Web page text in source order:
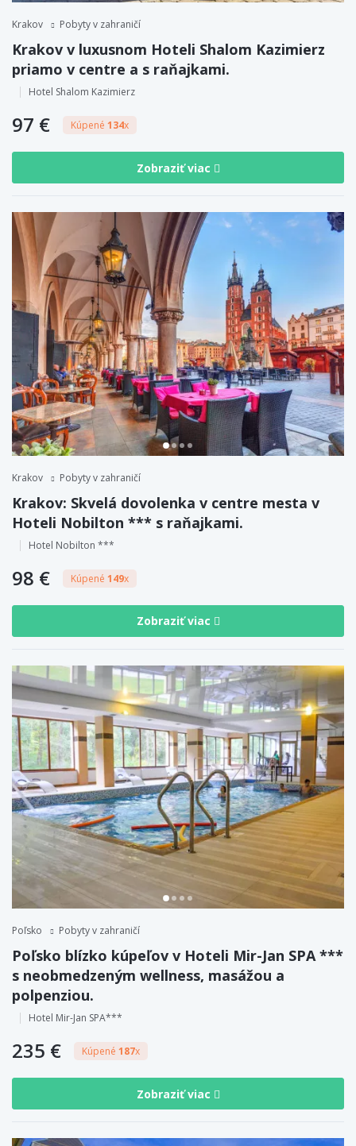
Krakov Pobyty v zahraničí
Krakov v luxusnom Hoteli Shalom Kazimierz
priamo v centre a s raňajkami.
Hotel Shalom Kazimierz
97 € Kúpené 134x
Zobraziť viac
Krakov Pobyty v zahraničí
Krakov: Skvelá dovolenka v centre mesta v
Hoteli Nobilton *** s raňajkami.
Hotel Nobilton ***
98 € Kúpené 149x
Zobraziť viac
Poľsko Pobyty v zahraničí
Poľsko blízko kúpeľov v Hoteli Mir-Jan SPA ***
s neobmedzeným wellness, masážou a
polpenziou.
Hotel Mir-Jan SPA***
235 € Kúpené 187x
Zobraziť viac